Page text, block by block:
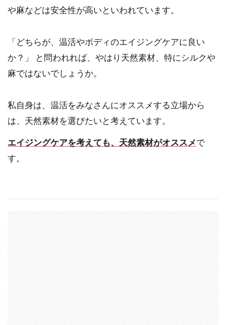
や麻などは安全性が高いといわれています。
「どちらが、温活やボディのエイジングケアに良い
か？」 と問われれば、やはり天然素材、特にシルクや
麻ではないでしょうか。
私自身は、温活をみなさんにオススメする立場から
は、天然素材を選びたいと考えています。
エイジングケアを考えても、天然素材がオススメで
す。